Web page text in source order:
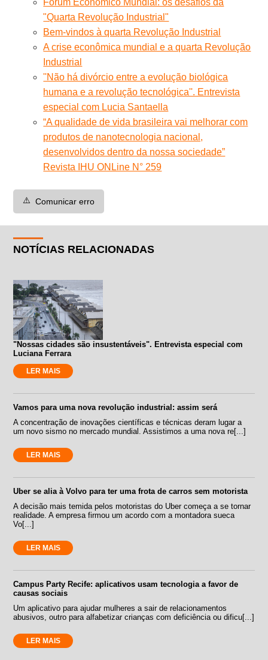
"Quarta Revolução Industrial"
Bem-vindos à quarta Revolução Industrial
A crise econômica mundial e a quarta Revolução
Industrial
''Não há divórcio entre a evolução biológica
humana e a revolução tecnológica''. Entrevista
especial com Lucia Santaella
“A qualidade de vida brasileira vai melhorar com
produtos de nanotecnologia nacional,
desenvolvidos dentro da nossa sociedade”
Revista IHU ONLine N° 259
⚠️ Comunicar erro
NOTÍCIAS RELACIONADAS
"Nossas cidades são insustentáveis". Entrevista especial com
Luciana Ferrara
LER MAIS
Vamos para uma nova revolução industrial: assim será
A concentração de inovações científicas e técnicas deram lugar a
um novo sismo no mercado mundial. Assistimos a uma nova re[...]
LER MAIS
Uber se alia à Volvo para ter uma frota de carros sem motorista
A decisão mais temida pelos motoristas do Uber começa a se tornar
realidade. A empresa firmou um acordo com a montadora sueca
Vo[...]
LER MAIS
Campus Party Recife: aplicativos usam tecnologia a favor de
causas sociais
Um aplicativo para ajudar mulheres a sair de relacionamentos
abusivos, outro para alfabetizar crianças com deficiência ou dificu[...]
LER MAIS